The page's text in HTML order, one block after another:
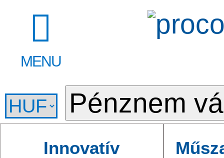
MENU
Innovatív